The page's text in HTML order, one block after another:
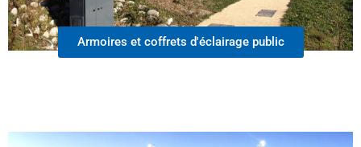
Armoires et coffrets d'éclairage public